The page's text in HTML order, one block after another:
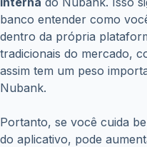
banco entender como
dentro da própria
tradicionais do mercado,
assim tem um peso
Nubank.
Portanto, se você cuida
do aplicativo, pode